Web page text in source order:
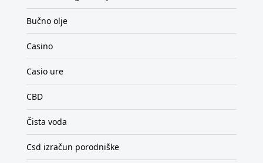
Bučno olje
Casino
Casio ure
CBD
Čista voda
Csd izračun porodniške